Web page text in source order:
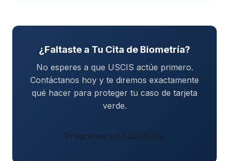
¿Faltaste a Tu Cita de Biometría?
No esperes a que USCIS actúe primero.
Contáctanos hoy y te diremos exactamente
qué hacer para proteger tu caso de tarjeta
verde.
Programar una Consulta